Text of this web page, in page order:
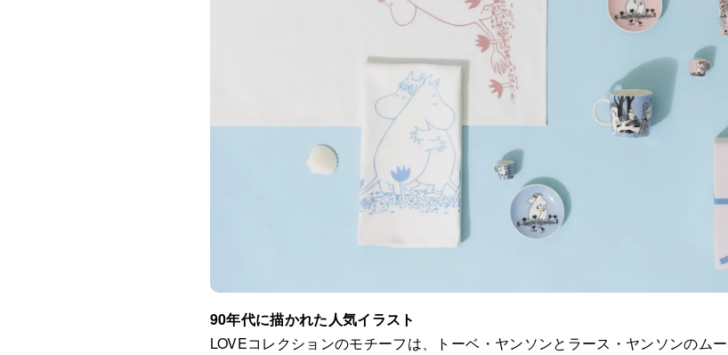
90年代に描かれた人気イラスト
LOVEコレクションのモチーフは、トーベ・ヤンソンとラース・ヤンソンのム